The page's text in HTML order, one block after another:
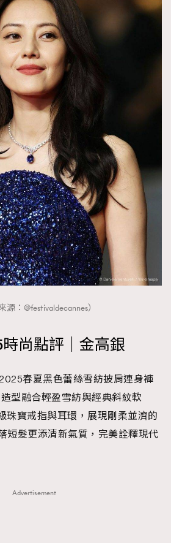
源：@festivaldecannes）
尚點評｜金高銀
春夏黑色蕾絲雪紡披肩連身褲
型融合輕盈雪紡與經典斜紋軟
珠寶戒指與耳環，展現剛柔並濟的
短髮更添清新氣質，完美詮釋現代
Advertisement